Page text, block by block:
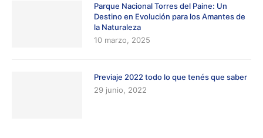
Parque Nacional Torres del Paine: Un
Destino en Evolución para los Amantes de
la Naturaleza
10 marzo, 2025
Previaje 2022 todo lo que tenés que saber
29 junio, 2022